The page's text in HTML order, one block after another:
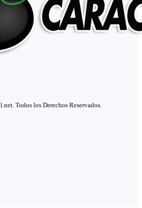
Todos los Derechos Reservados.